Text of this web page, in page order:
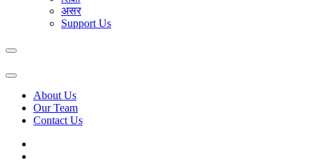
असर
Support Us
About Us
Our Team
Contact Us